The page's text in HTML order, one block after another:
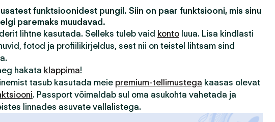
funktsioonidest pungil. Siin on paar funktsiooni, mis sinu
paremaks muudavad.
lihtne kasutada. Selleks tuleb vaid konto luua. Lisa kindlasti
fotod ja profiilikirjeldus, sest nii on teistel lihtsam sind
hakata klappima!
tasub kasutada meie premium-tellimustega kaasas olevat
. Passport võimaldab sul oma asukohta vahetada ja
linnades asuvate vallalistega.